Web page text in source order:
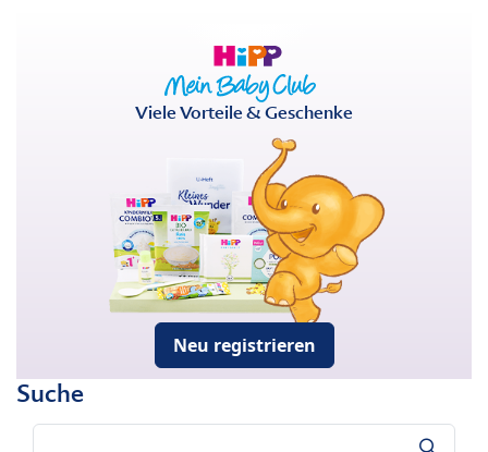
Viele Vorteile & Geschenke
Neu registrieren
Suche